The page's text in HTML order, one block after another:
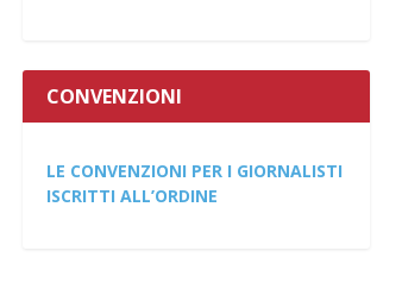
CONVENZIONI
LE CONVENZIONI PER I GIORNALISTI
ISCRITTI ALL’ORDINE